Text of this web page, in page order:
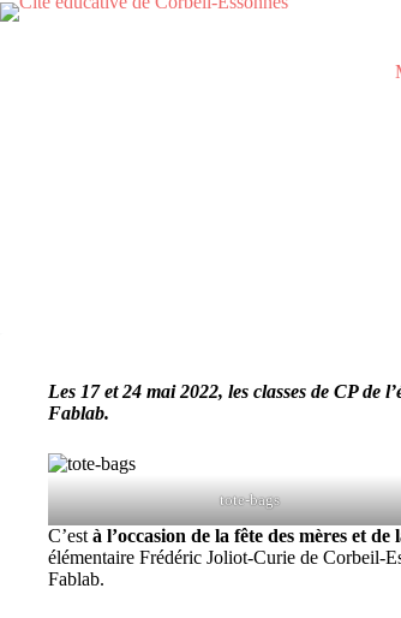
Passer
Les 17 et 24 mai 2022, les classes de CP de
Fablab.
tote-bags
C’est à l’occasion de la fête des mères et de
élémentaire Frédéric Joliot-Curie de Corbeil-
Fablab.